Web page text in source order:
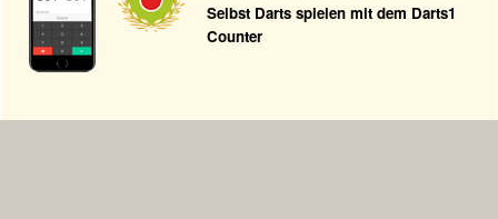
Selbst Darts spielen mit dem Darts1
Counter